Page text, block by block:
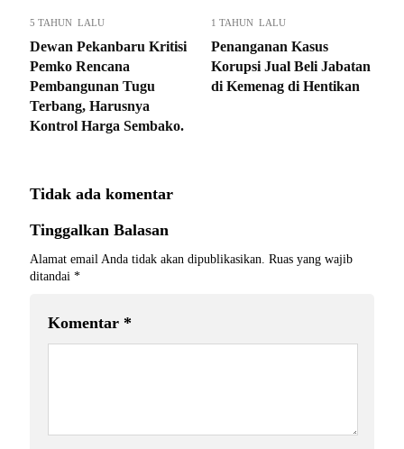
5 TAHUN LALU
Dewan Pekanbaru Kritisi
Pemko Rencana
Pembangunan Tugu
Terbang, Harusnya
Kontrol Harga Sembako.
1 TAHUN LALU
Penanganan Kasus
Korupsi Jual Beli Jabatan
di Kemenag di Hentikan
Tidak ada komentar
Tinggalkan Balasan
Alamat email Anda tidak akan dipublikasikan. Ruas yang wajib
ditandai *
Komentar *